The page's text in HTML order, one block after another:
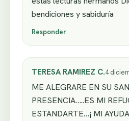
bendiciones y sabiduría
Responder
TERESA RAMIREZ C.4
ME ALEGRARE EN SU
PRESENCIA…..ES MI
ESTANDARTE…¡ MI